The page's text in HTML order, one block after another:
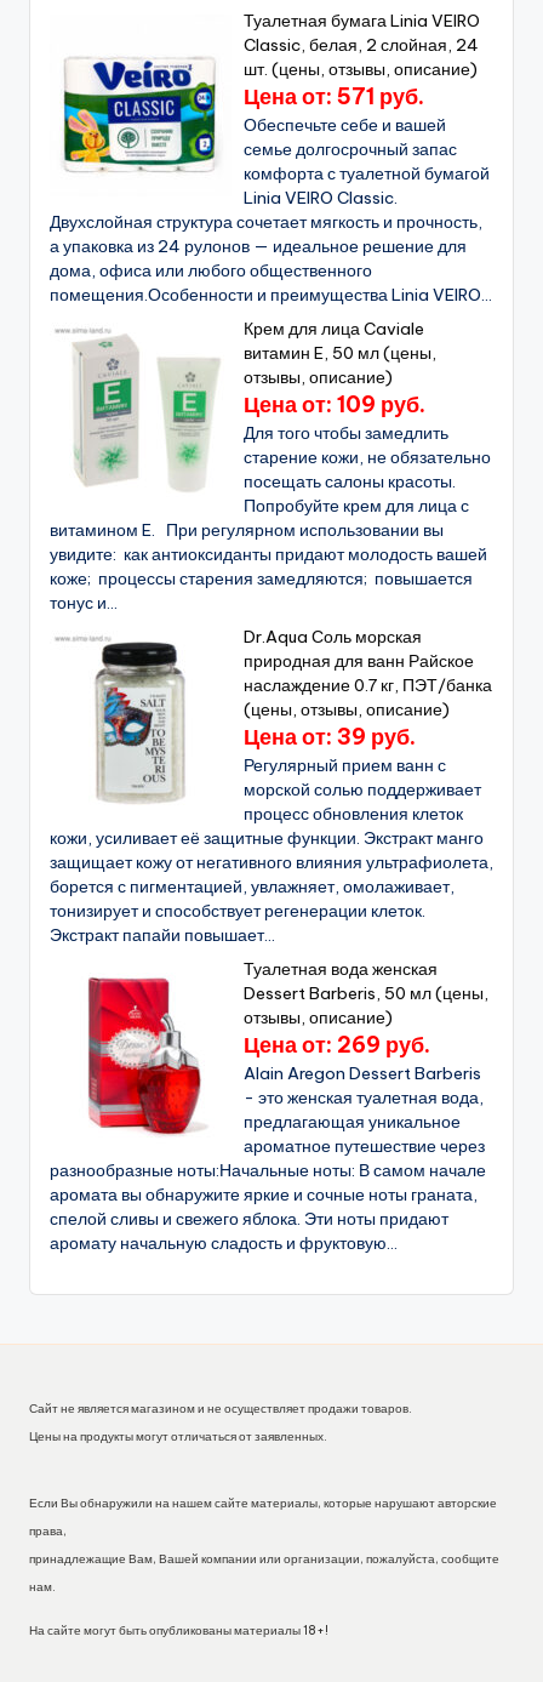
Туалетная бумага Linia VEIRO
Classic, белая, 2 слойная, 24
шт. (цены, отзывы, описание)
Цена от: 571 руб.
Обеспечьте себе и вашей
семье долгосрочный запас
комфорта с туалетной бумагой
Linia VEIRO Classic.
Двухслойная структура сочетает мягкость и прочность,
а упаковка из 24 рулонов — идеальное решение для
дома, офиса или любого общественного
помещения.Особенности и преимущества Linia VEIRO...
Крем для лица Caviale
витамин E, 50 мл (цены,
отзывы, описание)
Цена от: 109 руб.
Для того чтобы замедлить
старение кожи, не обязательно
посещать салоны красоты.
Попробуйте крем для лица с
витамином E. При регулярном использовании вы
увидите: как антиоксиданты придают молодость вашей
коже; процессы старения замедляются; повышается
тонус и...
Dr.Aqua Соль морская
природная для ванн Райское
наслаждение 0.7 кг, ПЭТ/банка
(цены, отзывы, описание)
Цена от: 39 руб.
Регулярный прием ванн с
морской солью поддерживает
процесс обновления клеток
кожи, усиливает её защитные функции. Экстракт манго
защищает кожу от негативного влияния ультрафиолета,
борется с пигментацией, увлажняет, омолаживает,
тонизирует и способствует регенерации клеток.
Экстракт папайи повышает...
Туалетная вода женская
Dessert Barberis, 50 мл (цены,
отзывы, описание)
Цена от: 269 руб.
Alain Aregon Dessert Barberis
- это женская туалетная вода,
предлагающая уникальное
ароматное путешествие через
разнообразные ноты:Начальные ноты: В самом начале
аромата вы обнаружите яркие и сочные ноты граната,
спелой сливы и свежего яблока. Эти ноты придают
аромату начальную сладость и фруктовую...
Сайт не является магазином и не осуществляет продажи товаров.
Цены на продукты могут отличаться от заявленных.
Если Вы обнаружили на нашем сайте материалы, которые нарушают авторские
права,
принадлежащие Вам, Вашей компании или организации, пожалуйста, сообщите
нам.
На сайте могут быть опубликованы материалы 18+!